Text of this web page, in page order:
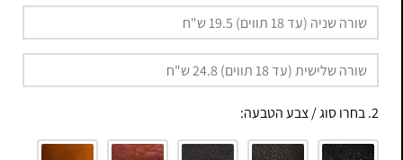
2. בחרו סוג / צבע הטבעה: